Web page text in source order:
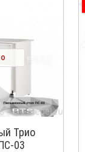
Трио
03